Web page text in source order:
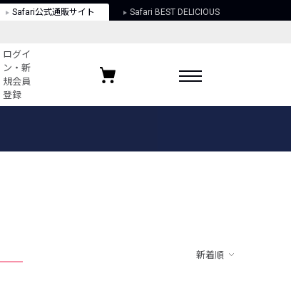
Safari公式通販サイト Safari BEST DELICIOUS
ログイ
ン・新
規会員
登録
お気に入りブランド
新着順